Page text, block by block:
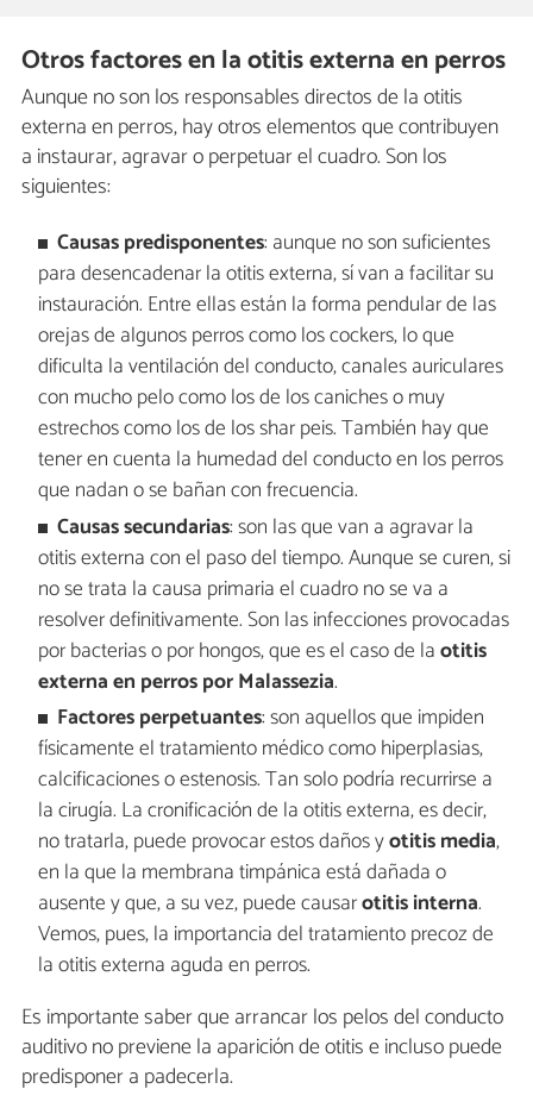
Otros factores en la otitis externa en perros
Aunque no son los responsables directos de la otitis
externa en perros, hay otros elementos que contribuyen
a instaurar, agravar o perpetuar el cuadro. Son los
siguientes:
Causas predisponentes: aunque no son suficientes
para desencadenar la otitis externa, sí van a facilitar su
instauración. Entre ellas están la forma pendular de las
orejas de algunos perros como los cockers, lo que
dificulta la ventilación del conducto, canales auriculares
con mucho pelo como los de los caniches o muy
estrechos como los de los shar peis. También hay que
tener en cuenta la humedad del conducto en los perros
que nadan o se bañan con frecuencia.
Causas secundarias: son las que van a agravar la
otitis externa con el paso del tiempo. Aunque se curen, si
no se trata la causa primaria el cuadro no se va a
resolver definitivamente. Son las infecciones provocadas
por bacterias o por hongos, que es el caso de laotitis
externa en perros porMalassezia.
Factores perpetuantes: son aquellos que impiden
físicamente el tratamiento médico como hiperplasias,
calcificaciones o estenosis. Tan solo podría recurrirse a
la cirugía. La cronificación de la otitis externa, es decir,
no tratarla, puede provocar estos daños yotitis media,
en la que la membrana timpánica está dañada o
ausente y que, a su vez, puede causarotitis interna.
Vemos, pues, la importancia del tratamiento precoz de
la otitis externa aguda en perros.
Es importante saber que arrancar los pelos del conducto
auditivo no previene la aparición de otitis e incluso puede
predisponer a padecerla.